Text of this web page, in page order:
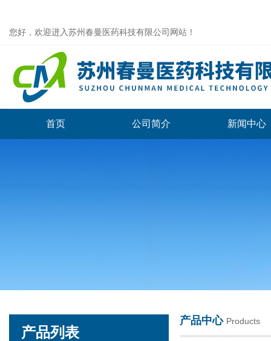
您好，欢迎进入苏州春曼医药科技有限公司网站！
首页 公司简介 新闻中心
产品列表
产品中心 Products